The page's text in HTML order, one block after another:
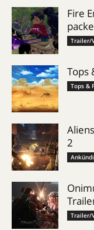
Fire
Trailer/
Tops
Tops &
2
Trailer/